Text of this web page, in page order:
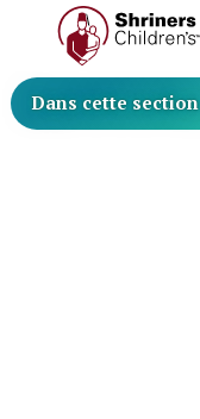
Dans cette section